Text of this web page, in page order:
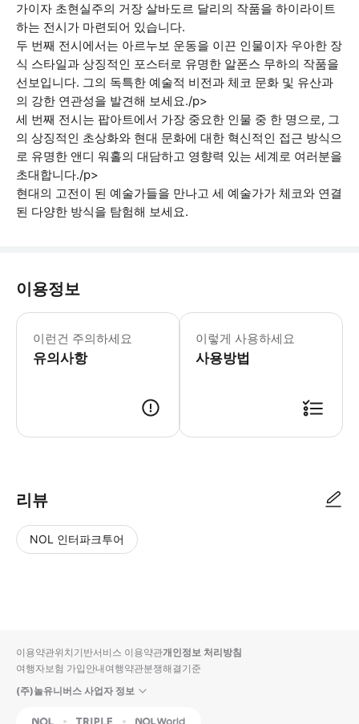
가이자 초현실주의 거장 살바도르 달리의 작품을 하이라이트
하는 전시가 마련되어 있습니다.
두 번째 전시에서는 아르누보 운동을 이끈 인물이자 우아한 장
식 스타일과 상징적인 포스터로 유명한 알폰스 무하의 작품을
선보입니다. 그의 독특한 예술적 비전과 체코 문화 및 유산과
의 강한 연관성을 발견해 보세요./p>
세 번째 전시는 팝아트에서 가장 중요한 인물 중 한 명으로, 그
의 상징적인 초상화와 현대 문화에 대한 혁신적인 접근 방식으
로 유명한 앤디 워홀의 대담하고 영향력 있는 세계로 여러분을
초대합니다./p>
현대의 고전이 된 예술가들을 만나고 세 예술가가 체코와 연결
된 다양한 방식을 탐험해 보세요.
이용정보
이런건 주의하세요
유의사항
건물은 부분적으로 휠체어 접근이 가
이렇게 사용하세요
사용방법
리뷰
NOL 인터파크투어
입니
다.
순
상
이용약관위치기반서비스 이용약관개인정보 처리방침
여행자보험 가입안내여행약관분쟁해결기준
(주)놀유니버스 사업자 정보